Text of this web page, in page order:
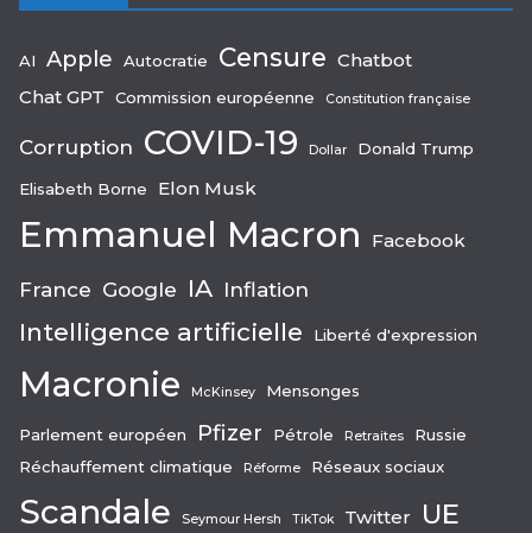
AI Apple Autocratie Censure Chatbot
Chat GPT
Commission européenne Constitution française
Corruption COVID-19 Dollar Donald Trump
Elisabeth Borne Elon Musk
Emmanuel Macron Facebook
France Google IA Inflation
Intelligence artificielle Liberté d'expression
Macronie McKinsey Mensonges
Parlement européen Pfizer Pétrole Retraites
Russie
Réchauffement climatique
Réforme Réseaux sociaux
Scandale Seymour Hersh TikTok Twitter UE